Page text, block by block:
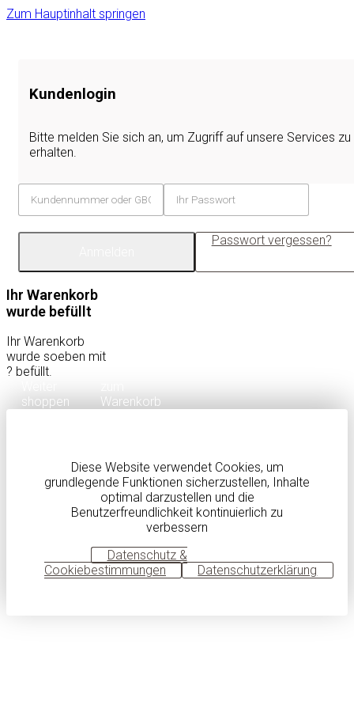
Zum Hauptinhalt springen
Kundenlogin
Bitte melden Sie sich an, um Zugriff auf unsere Services zu
erhalten.
Passwort vergessen?
Ihr Warenkorb
wurde befüllt
Ihr Warenkorb
wurde soeben mit
? befüllt.
shoppen
Warenkorb
Diese Website verwendet Cookies, um
grundlegende Funktionen sicherzustellen, Inhalte
optimal darzustellen und die
Benutzerfreundlichkeit kontinuierlich zu
verbessern
Datenschutz &
Cookiebestimmungen
Datenschutzerklärung